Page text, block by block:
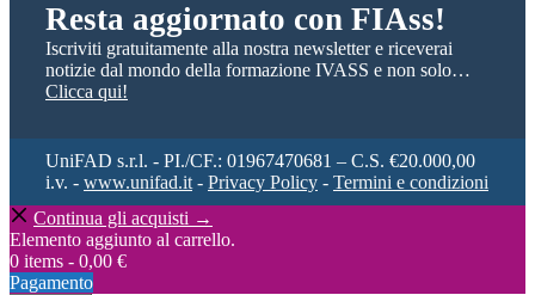
Resta aggiornato con FIAss!
Iscriviti gratuitamente alla nostra newsletter e riceverai
notizie dal mondo della formazione IVASS e non solo…
Clicca qui!
UniFAD s.r.l. - PI./CF.: 01967470681 – C.S. €20.000,00
i.v. - www.unifad.it - Privacy Policy - Termini e condizioni
Continua gli acquisti →
Elemento aggiunto al carrello.
0 items - 0,00 €
Pagamento